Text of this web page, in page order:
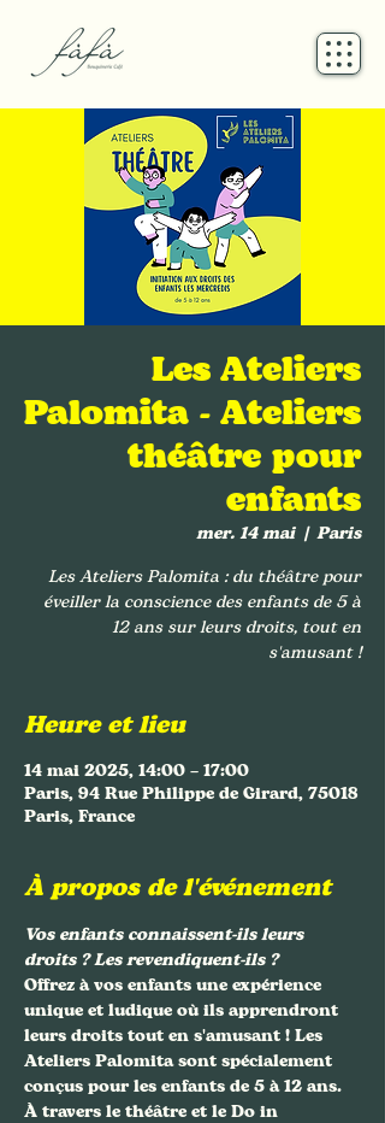
Les Ateliers
Palomita - Ateliers
théâtre pour
enfants
mer. 14 mai
  |
Paris
Les Ateliers Palomita : du théâtre pour
éveiller la conscience des enfants de 5 à
12 ans sur leurs droits, tout en
s'amusant !
Heure et lieu
14 mai 2025, 14:00 – 17:00
Paris, 94 Rue Philippe de Girard, 75018
Paris, France
À propos de l'événement
Vos enfants connaissent-ils leurs
droits ? Les revendiquent-ils ?
Offrez à vos enfants une expérience
unique et ludique où ils apprendront
leurs droits tout en s'amusant ! Les
Ateliers Palomita sont spécialement
conçus pour les enfants de 5 à 12 ans.
À travers le théâtre et le Do in